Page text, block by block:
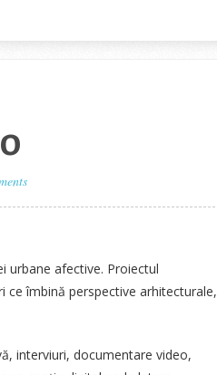
urbane afective. Proiectul
ce îmbină perspective arhitecturale,
interviuri, documentare video,